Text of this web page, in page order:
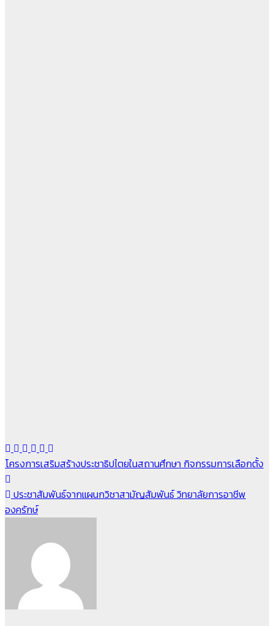
แนะแนว
เรื่อง
โครงการเสริมสร้างประชาธิปไตยในสถานศึกษา กิจกรรมการเลือกตั้ง
ประชาสัมพันธ์จากแผนกวิชาสามัญสัมพันธ์ วิทยาลัยการอาชีพ
องครักษ์